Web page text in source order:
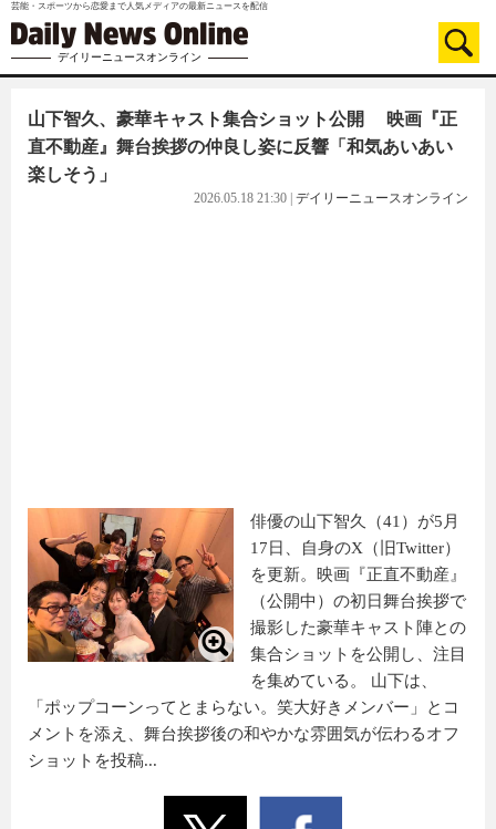
芸能・スポーツから恋愛まで人気メディアの最新ニュースを配信
デイリーニュースオンライン
山下智久、豪華キャスト集合ショット公開 映画『正
直不動産』舞台挨拶の仲良し姿に反響「和気あいあい
楽しそう」
2026.05.18 21:30 デイリーニュースオンライン
俳優の山下智久（41）が5月
17日、自身のX（旧Twitter）
を更新。映画『正直不動産』
（公開中）の初日舞台挨拶で
撮影した豪華キャスト陣との
集合ショットを公開し、注目
を集めている。 山下は、
「ポップコーンってとまらない。笑大好きメンバー」とコ
メントを添え、舞台挨拶後の和やかな雰囲気が伝わるオフ
ショットを投稿...